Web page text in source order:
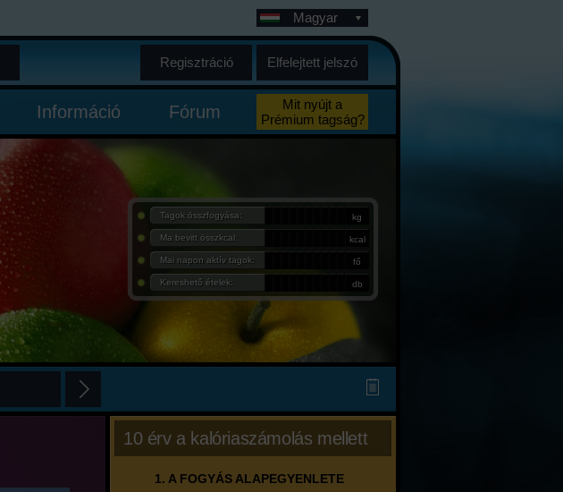
Magyar
Regisztráció Elfelejtett jelszó
Információ Fórum
Mit nyújt a
Prémium tagság?
Tagok összfogyása: kg
Ma bevitt összkcal: kcal
Mai napon aktív tagok: fő
Kereshető ételek: db
10 érv a kalóriaszámolás mellett
1. A FOGYÁS ALAPEGYENLETE